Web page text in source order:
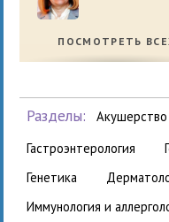
ПОСМОТРЕТЬ
Разделы:
гастроэнтерология
генетика
иммунология и